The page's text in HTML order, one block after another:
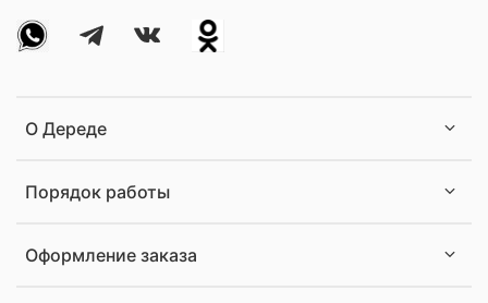
О Дереде
Порядок работы
Оформление заказа